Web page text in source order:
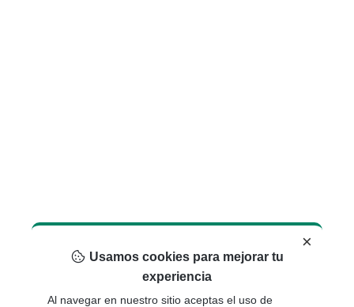
×
Usamos cookies para mejorar tu
experiencia
Al navegar en nuestro sitio aceptas el uso de